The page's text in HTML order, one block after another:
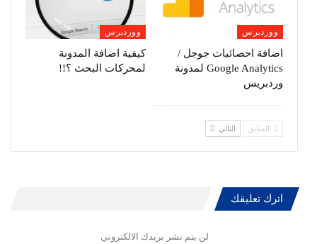
ووردبرس
اضافة احصائيات جوجل /
Google Analytics لمدونة
وردبريس
ووردبرس
كيفية اضافة المدونة
لمحركات البحث ؟!!
السابق التالي
اترك تعليقك
لن يتم نشر بريدك الالكتروني